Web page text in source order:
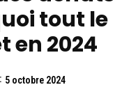
tout le
en 2024
5 octobre 2024